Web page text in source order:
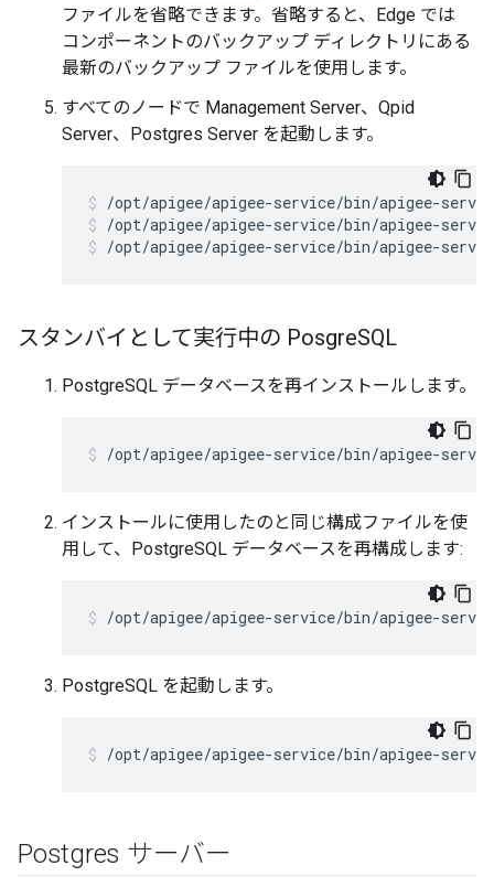
ファイルを省略できます。省略すると、Edge では
コンポーネントのバックアップ ディレクトリにある
最新のバックアップ ファイルを使用します。
すべてのノードで Management Server、Qpid
Server、Postgres Server を起動します。
/opt/apigee/apigee-service/bin/apigee-
/opt/apigee/apigee-service/bin/apigee-
スタンバイとして実行中の PosgreSQL
PostgreSQL データベースを再インストールします。
/opt/apigee/apigee-service/bin/apigee-
インストールに使用したのと同じ構成ファイルを使
用して、PostgreSQL データベースを再構成します:
/opt/apigee/apigee-service/bin/apigee-
PostgreSQL を起動します。
/opt/apigee/apigee-service/bin/apigee-
Postgres サーバー